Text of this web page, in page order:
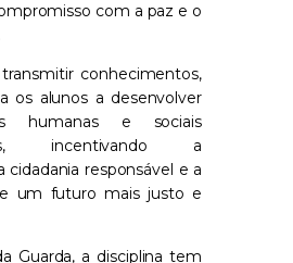
com a paz e o
conhecimentos,
os alunos a desenvolver
humanas e sociais
incentivando a
cidadania responsável e a
um futuro mais justo e
Guarda, a disciplina tem